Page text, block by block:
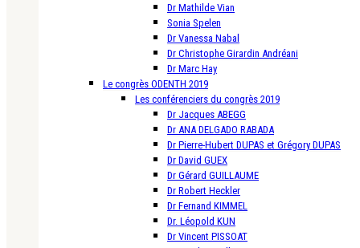
Dr Mathilde Vian
Sonia Spelen
Dr Vanessa Nabal
Dr Christophe Girardin Andréani
Dr Marc Hay
Le congrès ODENTH 2019
Les conférenciers du congrès 2019
Dr Jacques ABEGG
Dr ANA DELGADO RABADA
Dr Pierre-Hubert DUPAS et Grégory DUPAS
Dr David GUEX
Dr Gérard GUILLAUME
Dr Robert Heckler
Dr Fernand KIMMEL
Dr. Léopold KUN
Dr Vincent PISSOAT